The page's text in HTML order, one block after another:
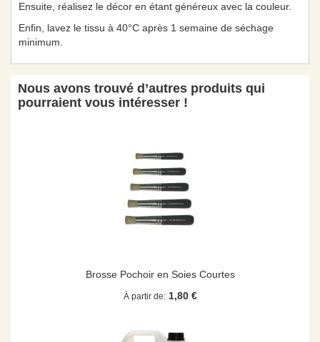
Ensuite, réalisez le décor en étant généreux avec la couleur.
Enfin, lavez le tissu à 40°C après 1 semaine de séchage
minimum.
Nous avons trouvé d’autres produits qui
pourraient vous intéresser !
Brosse Pochoir en Soies Courtes
À partir de 1,80 €